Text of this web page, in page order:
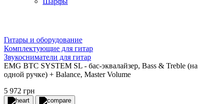
Гитары и оборудование
Комплектующие для гитар
Звукосниматели для гитар
EMG BTC SYSTEM SL - бас-эквалайзер, Bass & Treble (на
одной ручке) + Balance, Master Volume
5 972 грн